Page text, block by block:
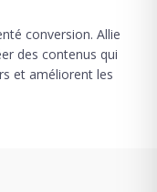
conversion. Allie
des contenus qui
et améliorent les